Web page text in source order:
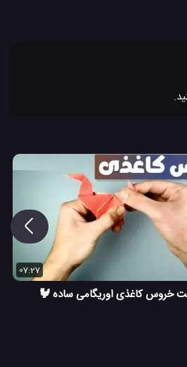
07:27
خروس کاغذی اوریگامی ساده🐓